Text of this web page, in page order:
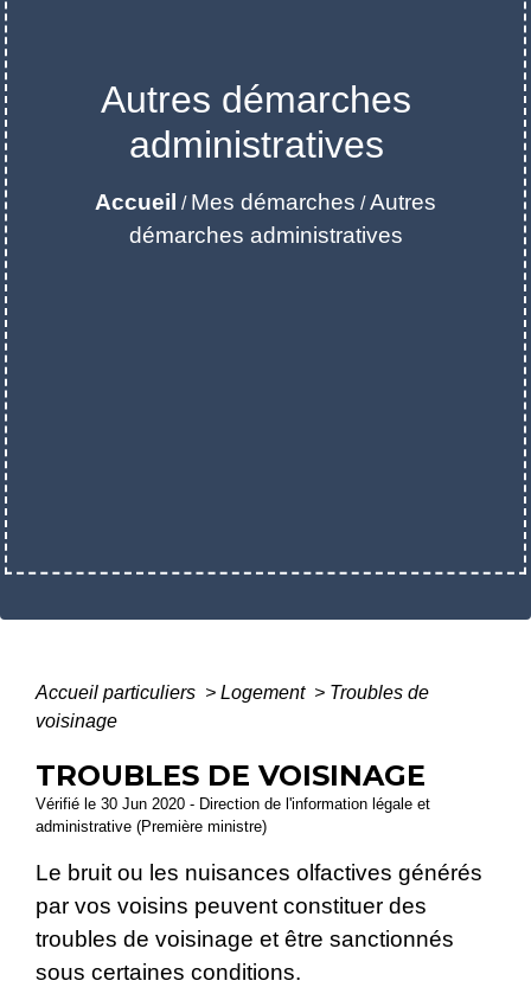
Autres démarches
administratives
Accueil / Mes démarches /Autres
démarches administratives
Accueil particuliers > Logement > Troubles de
voisinage
TROUBLES DE VOISINAGE
Vérifié le 30 Jun 2020 - Direction de l'information légale et
administrative (Première ministre)
Le bruit ou les nuisances olfactives générés
par vos voisins peuvent constituer des
troubles de voisinage et être sanctionnés
sous certaines conditions.